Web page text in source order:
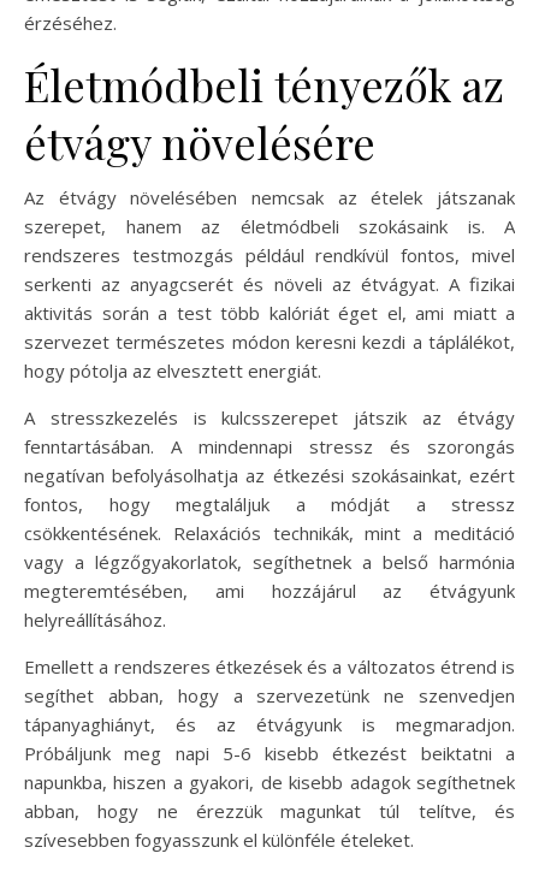
érzéséhez.
Életmódbeli tényezők az
étvágy növelésére
Az étvágy növelésében nemcsak az ételek játszanak
szerepet, hanem az életmódbeli szokásaink is. A
rendszeres testmozgás például rendkívül fontos, mivel
serkenti az anyagcserét és növeli az étvágyat. A fizikai
aktivitás során a test több kalóriát éget el, ami miatt a
szervezet természetes módon keresni kezdi a táplálékot,
hogy pótolja az elvesztett energiát.
A stresszkezelés is kulcsszerepet játszik az étvágy
fenntartásában. A mindennapi stressz és szorongás
negatívan befolyásolhatja az étkezési szokásainkat, ezért
fontos, hogy megtaláljuk a módját a stressz
csökkentésének. Relaxációs technikák, mint a meditáció
vagy a légzőgyakorlatok, segíthetnek a belső harmónia
megteremtésében, ami hozzájárul az étvágyunk
helyreállításához.
Emellett a rendszeres étkezések és a változatos étrend is
segíthet abban, hogy a szervezetünk ne szenvedjen
tápanyaghiányt, és az étvágyunk is megmaradjon.
Próbáljunk meg napi 5-6 kisebb étkezést beiktatni a
napunkba, hiszen a gyakori, de kisebb adagok segíthetnek
abban, hogy ne érezzük magunkat túl telítve, és
szívesebben fogyasszunk el különféle ételeket.